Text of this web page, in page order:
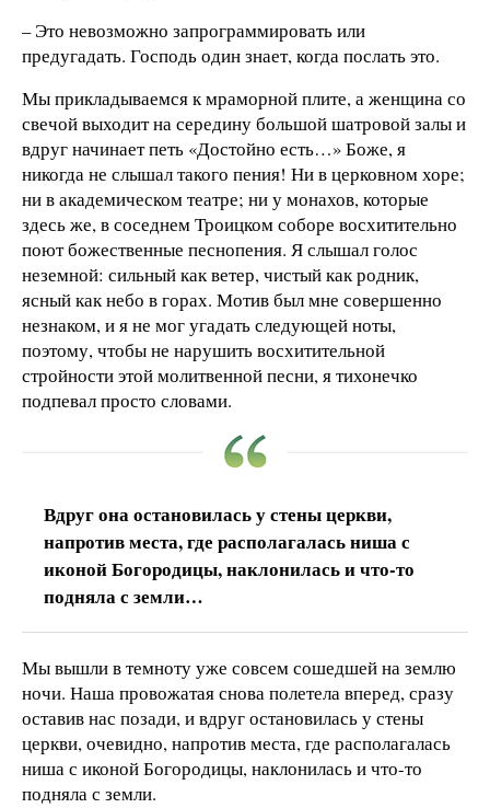
– Это невозможно запрограммировать или
предугадать. Господь один знает, когда послать это.
Мы прикладываемся к мраморной плите, а женщина со
свечой выходит на середину большой шатровой залы и
вдруг начинает петь «Достойно есть…» Боже, я
никогда не слышал такого пения! Ни в церковном хоре;
ни в академическом театре; ни у монахов, которые
здесь же, в соседнем Троицком соборе восхитительно
поют божественные песнопения. Я слышал голос
неземной: сильный как ветер, чистый как родник,
ясный как небо в горах. Мотив был мне совершенно
незнаком, и я не мог угадать следующей ноты,
поэтому, чтобы не нарушить восхитительной
стройности этой молитвенной песни, я тихонечко
подпевал просто словами.
Вдруг она остановилась у стены церкви,
напротив места, где располагалась ниша с
иконой Богородицы, наклонилась и что-то
подняла с земли…
Мы вышли в темноту уже совсем сошедшей на землю
ночи. Наша провожатая снова полетела вперед, сразу
оставив нас позади, и вдруг остановилась у стены
церкви, очевидно, напротив места, где располагалась
ниша с иконой Богородицы, наклонилась и что-то
подняла с земли.